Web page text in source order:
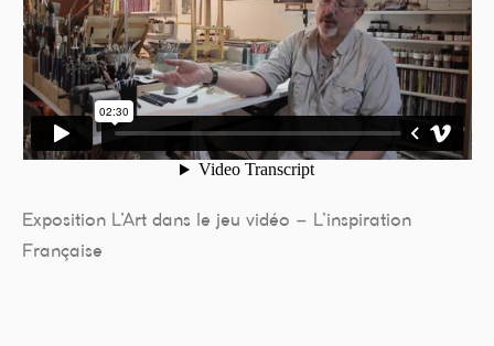
Exposition L’Art dans le jeu vidéo – L’inspiration
Française